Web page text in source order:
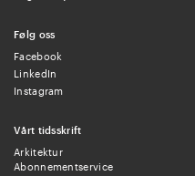
Følg oss
Facebook
LinkedIn
Instagram
Vårt tidsskrift
Arkitektur
Abonnementservice